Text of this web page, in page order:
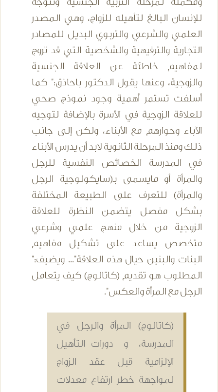
ومكملة لمرحلة التربية الجنسية وتتوجه
للإنسان البالغ لتأهيله للزواج، وهي المصدر
العلمي والشرعي والتربوي البديل للمصادر
التجارية والترفيهية والشخصية التي قد تروج
لمفاهيم خاطئة عن العلاقة الجنسية
والزوجية، وعنها يقول الدكتور باحاذق:" كما
أسلفت تستمر أهمية وجود نموذج صحي
للعلاقة الزوجية في الأسرة بالإضافة لتوجيه
الآباء وحوارهم مع الأبناء، ولكن إلى جانب
ذلك ومنذ المرحلة الثانوية لابد أن يدرس الأبناء
في المدرسة الخصائص النفسية للرجل
والمرأة أو مايسمى بـ(سايكولوجية الرجل
والمرأة) للتعرف على الطبيعة المختلفة
بشكل مفصل يتضمن النظرة للعلاقة
الزوجية من خلال منهج علمي وشرعي
متخصص يساعد على تشكيل مفاهيم
البنات والبنين حيال هذه العلاقة"... ويضيف:"
المطلوب هو تقديم (كاتالوج) كيف يتعامل
الرجل مع المرأة والعكس".
(كاتالوج) المرأة والرجل في
المدرسة، و دورات التأهيل
الإلزامية قبل عقد الزواج
لمواجهة خطر ارتفاع معدلات